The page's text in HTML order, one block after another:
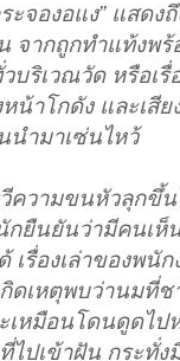
ะจองอแง” แสดง
จากถูกทำแท้งพ
บริเวณวัด หรือเรื่
น้าโกดัง และเสีย
นำมาเซ่นไหว้
วีความขนหัวลุกขึ้
ยืนยันว่ามีคนเห็
เรื่องเล่าของพนั
ดเหตุพบว่านมที่
หมือนโดนดูดไปห
ไปเข้าฝัน กระทั่